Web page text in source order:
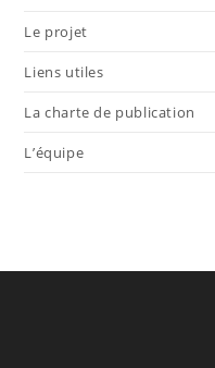
Le projet
Liens utiles
La charte de publication
L’équipe